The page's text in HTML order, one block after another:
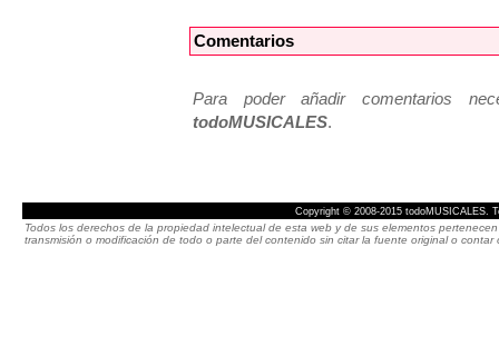
Comentarios
Para poder añadir comentarios
todoMUSICALES.
Copyright © 2008-2015 todoMUSICALES.
Todos los derechos de la propiedad intelectual de esta web y de sus elementos
transmisión o modificación de todo o parte del contenido sin citar la fuente original o